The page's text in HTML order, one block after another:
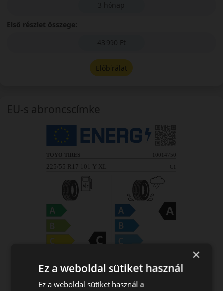
3 hónap
Első részlet összege:
43 990 Ft
Előbírálat
EU-s abroncscímke
×
Ez a weboldal sütiket használ
Ez a weboldal sütiket használ a